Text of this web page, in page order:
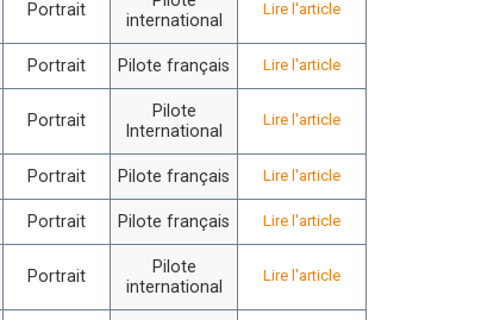
Portrait
international
Lire l'article
Portrait Pilote français Lire l'article
Portrait
Pilote
International
Lire l'article
Portrait Pilote français Lire l'article
Portrait Pilote français Lire l'article
Portrait
Pilote
international
Lire l'article